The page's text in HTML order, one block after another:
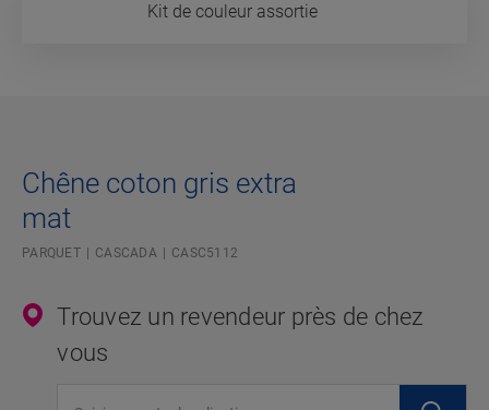
Kit de couleur assortie
Chêne coton gris extra
mat
PARQUET CASCADA CASC5112
Trouvez un revendeur près de chez
vous